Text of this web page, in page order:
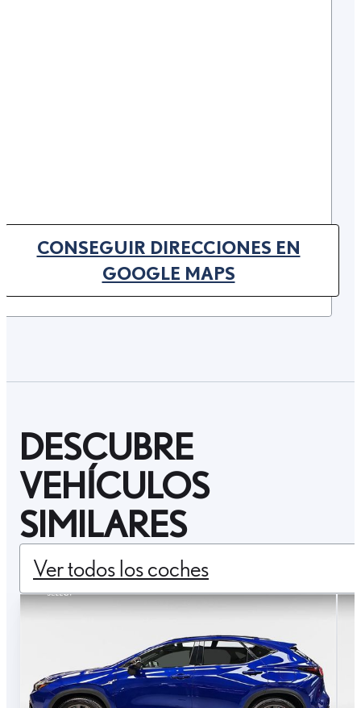
CONSEGUIR DIRECCIONES EN
GOOGLE MAPS(OPENS IN NEW TAB)
DESCUBRE
VEHÍCULOS
SIMILARES
Ver todos los coches